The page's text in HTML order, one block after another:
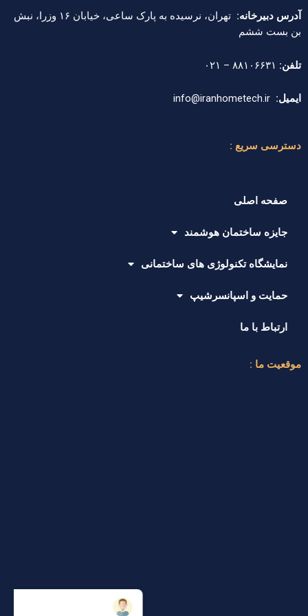
آدرس دبیرخانه:
تهران، نرسیده به پارک ساعی، خیابان ۱۶ وزرا، نبش
بن بست ششم
تلفن: ۸۸۱۰۶۶۳۱ – ۰۲۱
ایمیل:
دسترسی سریع :
صفحه اصلی
جایزه ساختمان هوشمند
نمایشگاه تکنولوژی های ساختمانی
حمایت و اسپانسرشیپ
ارتباط با ما
موقعیت ما :